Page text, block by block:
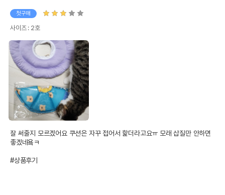
첫구매
사이즈 : 2호
잘 써줄지 모르겠어요 쿠션은 자꾸 접어서 핥더라고요ㅠ 모래 삽질만 안하면
좋겠네욬ㅋ
#상품후기